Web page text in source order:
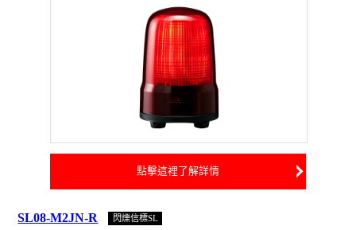
點擊這裡了解詳情
SL08-M2JN-R 閃爍信標SL